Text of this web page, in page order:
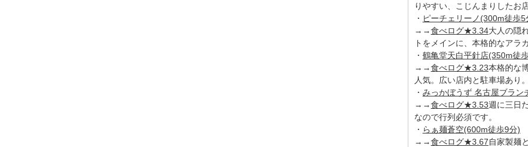
りやすい、こじんまりしたお店
・ ピーチェリーノ(300m徒歩5
→→食べログ★3.34大人の隠
トをメインに、本格的なアラ
・ 鶴亀堂天白平針店(350m徒
→→食べログ★3.23本格的な
人気。広い店内と駐車場あり。
・ みっかぼうず 名古屋ブラン
→→食べログ★3.53週に三日
なので行列必須です。
・ らぁ麺蒼空(600m徒歩9分)
→→食べログ★3.67自家製麺